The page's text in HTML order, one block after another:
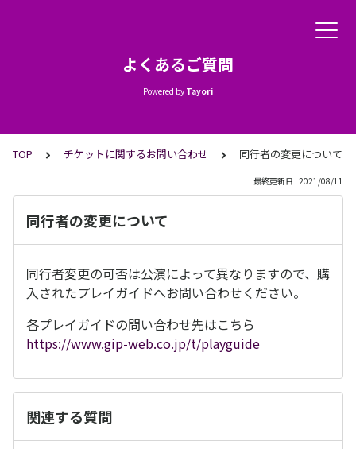
よくあるご質問
Powered by Tayori
TOP チケットに関するお問い合わせ 同行者の変更について
最終更新日 : 2021/08/11
同行者の変更について
同行者変更の可否は公演によって異なりますので、購
入されたプレイガイドへお問い合わせください。
各プレイガイドの問い合わせ先はこちら
https://www.gip-web.co.jp/t/playguide
関連する質問